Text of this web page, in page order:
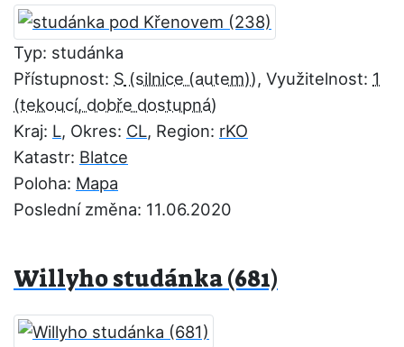
Typ: studánka
Přístupnost: S , Využitelnost: 1
Kraj: L, Okres: CL, Region: rKO
Katastr: Blatce
Poloha: Mapa
Poslední změna: 11.06.2020
Willyho studánka (681)